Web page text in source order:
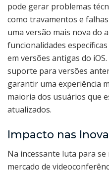
pode gerar problemas
como travamentos e
uma versão mais nova do
funcionalidades
em versões antigas do
suporte para versões
garantir uma experiência
maioria dos usuários que
atualizados.
Impacto nas
Na incessante luta para
mercado de